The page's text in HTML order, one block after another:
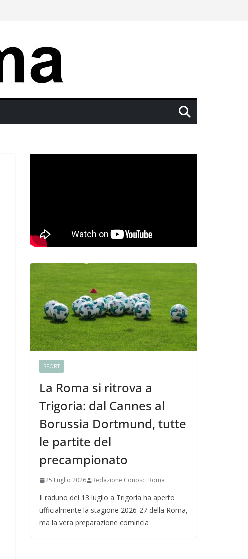
SPORT
La Roma si ritrova a
Trigoria: dal Cannes al
Borussia Dortmund, tutte
le partite del
precampionato
25 Luglio 2026 Redazione Conosci Roma
Il raduno del 13 luglio a Trigoria ha aperto
ufficialmente la stagione 2026-27 della Roma,
ma la vera preparazione comincia